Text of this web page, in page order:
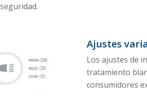
Ajustes
Los ajustes de
tratamiento
consumidores